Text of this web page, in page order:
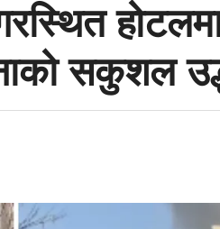
सकुशल